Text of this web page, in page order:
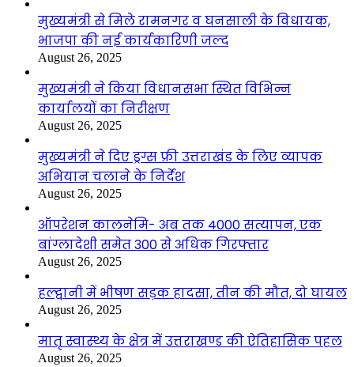
मुख्यमंत्री से मिले रामनगर व घनसाली के विधायक,
भाजपा की नई कार्यकारिणी जल्द
August 26, 2025
मुख्यमंत्री ने किया विधानसभा स्थित विभिन्न
कार्यालयों का निरीक्षण
August 26, 2025
मुख्यमंत्री ने दिए ड्रग्स फ्री उत्तराखंड के लिए व्यापक
अभियान चलाने के निर्देश
August 26, 2025
ऑपरेशन कालनेमि- अब तक 4000 सत्यापन, एक
बांग्लादेशी समेत 300 से अधिक गिरफ्तार
August 26, 2025
हल्द्वानी में भीषण सड़क हादसा, तीन की मौत, दो घायल
August 26, 2025
मातृ स्वास्थ्य के क्षेत्र में उत्तराखण्ड की ऐतिहासिक पहल
August 26, 2025